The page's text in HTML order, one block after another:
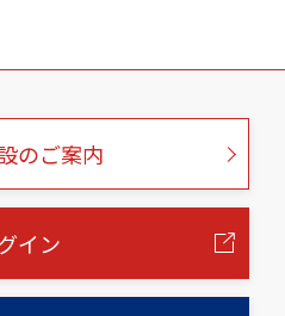
のご案内
イン